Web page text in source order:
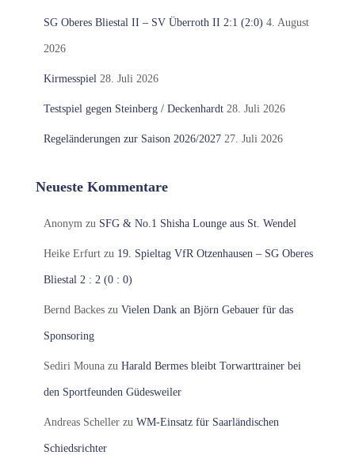
SG Oberes Bliestal II – SV Überroth II 2:1 (2:0) 4. August
2026
Kirmesspiel 28. Juli 2026
Testspiel gegen Steinberg / Deckenhardt 28. Juli 2026
Regeländerungen zur Saison 2026/2027 27. Juli 2026
Neueste Kommentare
Anonym zu SFG & No.1 Shisha Lounge aus St. Wendel
Heike Erfurt zu 19. Spieltag VfR Otzenhausen – SG Oberes
Bliestal 2 : 2 (0 : 0)
Bernd Backes zu Vielen Dank an Björn Gebauer für das
Sponsoring
Sediri Mouna zu Harald Bermes bleibt Torwarttrainer bei
den Sportfeunden Güdesweiler
Andreas Scheller zu WM-Einsatz für Saarländischen
Schiedsrichter